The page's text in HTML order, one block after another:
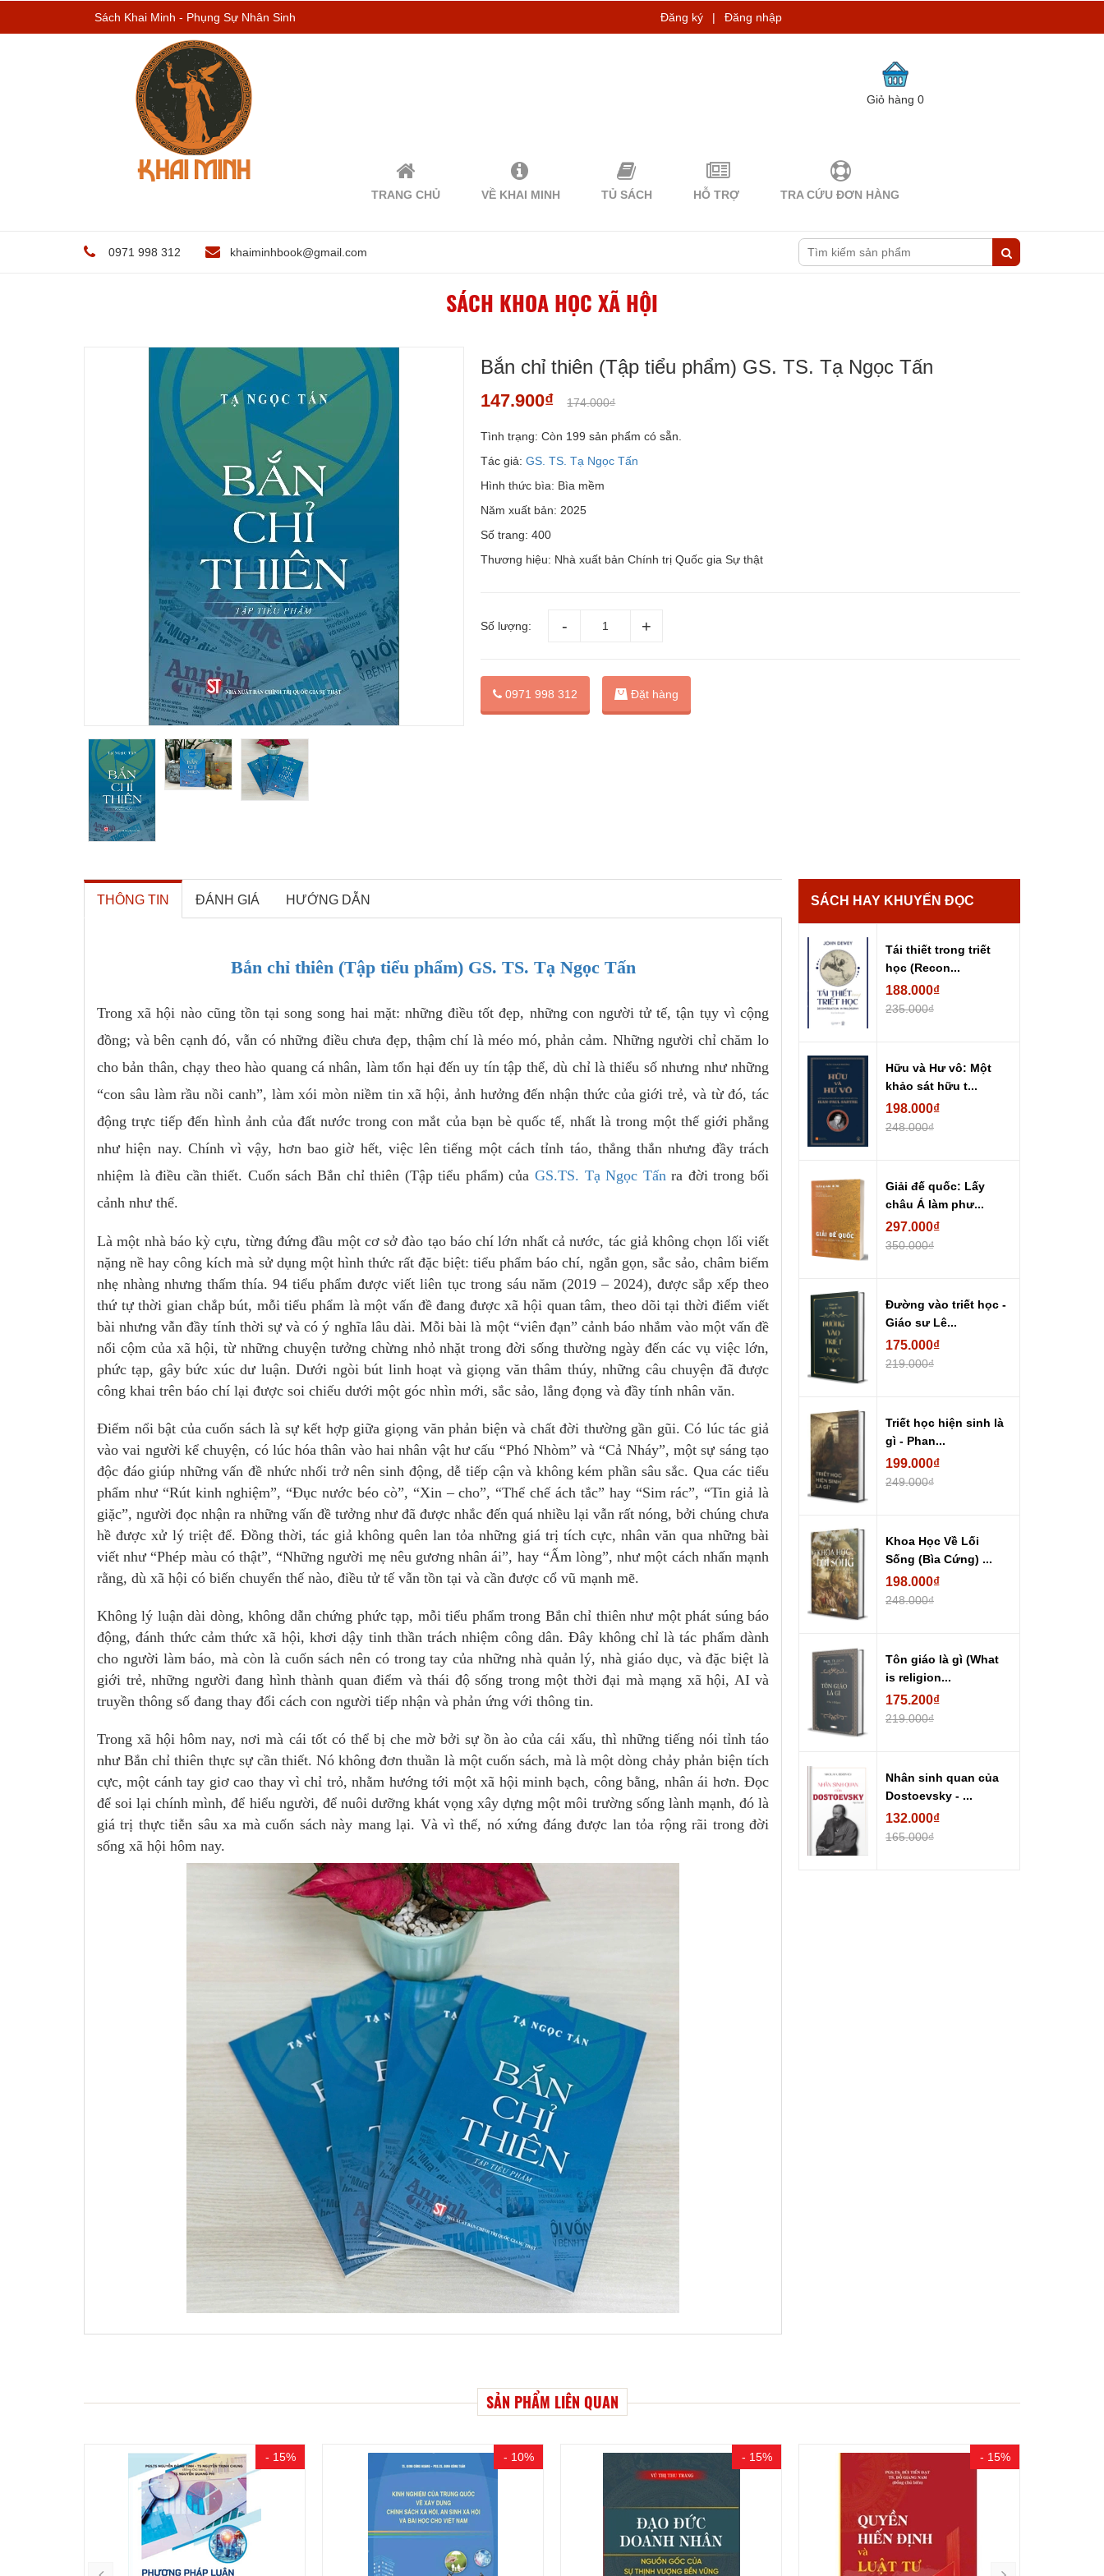
Sách Khai Minh - Phụng Sự Nhân Sinh Đăng ký | Đăng nhập
Giỏ hàng0
TRANG CHỦ VỀ KHAI MINH TỦ SÁCH HỖ TRỢ TRA CỨU ĐƠN HÀNG
0971 998 312 khaiminhbook@gmail.com
SÁCH KHOA HỌC XÃ HỘI
Bắn chỉ thiên (Tập tiểu phẩm) GS. TS. Tạ Ngọc Tấn
147.900₫ 174.000₫
Tình trạng: Còn 199 sản phẩm có sẵn.
Tác giả:GS. TS. Tạ Ngọc Tấn
Hình thức bìa: Bìa mềm
Năm xuất bản: 2025
Số trang: 400
Thương hiệu: Nhà xuất bản Chính trị Quốc gia Sự thật
Số lượng:
0971 998 312 Đặt hàng
THÔNG TIN ĐÁNH GIÁ HƯỚNG DẪN
Bắn chỉ thiên (Tập tiểu phẩm) GS. TS. Tạ Ngọc Tấn
Trong xã hội nào cũng tồn tại song song hai mặt: những điều tốt đẹp, những con người tử tế, tận tụy vì cộng
đồng; và bên cạnh đó, vẫn có những điều chưa đẹp, thậm chí là méo mó, phản cảm. Những người chỉ chăm lo
cho bản thân, chạy theo hào quang cá nhân, làm tổn hại đến uy tín tập thể, dù chỉ là thiểu số nhưng như những
“con sâu làm rầu nồi canh”, làm xói mòn niềm tin xã hội, ảnh hưởng đến nhận thức của giới trẻ, và từ đó, tác
động trực tiếp đến hình ảnh của đất nước trong con mắt của bạn bè quốc tế, nhất là trong một thế giới phẳng
như hiện nay. Chính vì vậy, hơn bao giờ hết, việc lên tiếng một cách tỉnh táo, thẳng thắn nhưng đầy trách
nhiệm là điều cần thiết. Cuốn sách Bắn chỉ thiên (Tập tiểu phẩm) của GS.TS. Tạ Ngọc Tấnra đời trong bối
cảnh như thế.
Là một nhà báo kỳ cựu, từng đứng đầu một cơ sở đào tạo báo chí lớn nhất cả nước, tác giả không chọn lối viết
nặng nề hay công kích mà sử dụng một hình thức rất đặc biệt: tiểu phẩm báo chí, ngắn gọn, sắc sảo, châm biếm
nhẹ nhàng nhưng thấm thía. 94 tiểu phẩm được viết liên tục trong sáu năm (2019 – 2024), được sắp xếp theo
thứ tự thời gian chắp bút, mỗi tiểu phẩm là một vấn đề đang được xã hội quan tâm, theo dõi tại thời điểm viết
bài nhưng vẫn đầy tính thời sự và có ý nghĩa lâu dài. Mỗi bài là một “viên đạn” cảnh báo nhắm vào một vấn đề
nổi cộm của xã hội, từ những chuyện tưởng chừng nhỏ nhặt trong đời sống thường ngày đến các vụ việc lớn,
phức tạp, gây bức xúc dư luận. Dưới ngòi bút linh hoạt và giọng văn thâm thúy, những câu chuyện đã được
công khai trên báo chí lại được soi chiếu dưới một góc nhìn mới, sắc sảo, lắng đọng và đầy tính nhân văn.
Điểm nổi bật của cuốn sách là sự kết hợp giữa giọng văn phản biện và chất đời thường gần gũi. Có lúc tác giả
vào vai người kể chuyện, có lúc hóa thân vào hai nhân vật hư cấu “Phó Nhòm” và “Cả Nháy”, một sự sáng tạo
độc đáo giúp những vấn đề nhức nhối trở nên sinh động, dễ tiếp cận và không kém phần sâu sắc. Qua các tiểu
phẩm như “Rút kinh nghiệm”, “Đục nước béo cò”, “Xin – cho”, “Thể chế ách tắc” hay “Sim rác”, “Tin giả là
giặc”, người đọc nhận ra những vấn đề tưởng như đã được nhắc đến quá nhiều lại vẫn rất nóng, bởi chúng chưa
hề được xử lý triệt để. Đồng thời, tác giả không quên lan tỏa những giá trị tích cực, nhân văn qua những bài
viết như “Phép màu có thật”, “Những người mẹ nêu gương nhân ái”, hay “Ấm lòng”, như một cách nhấn mạnh
rằng, dù xã hội có biến chuyển thế nào, điều tử tế vẫn tồn tại và cần được cổ vũ mạnh mẽ.
Không lý luận dài dòng, không dẫn chứng phức tạp, mỗi tiểu phẩm trong Bắn chỉ thiên như một phát súng báo
động, đánh thức cảm thức xã hội, khơi dậy tinh thần trách nhiệm công dân. Đây không chỉ là tác phẩm dành
cho người làm báo, mà còn là cuốn sách nên có trong tay của những nhà quản lý, nhà giáo dục, và đặc biệt là
giới trẻ, những người đang hình thành quan điểm và thái độ sống trong một thời đại mà mạng xã hội, AI và
truyền thông số đang thay đổi cách con người tiếp nhận và phản ứng với thông tin.
Trong xã hội hôm nay, nơi mà cái tốt có thể bị che mờ bởi sự ồn ào của cái xấu, thì những tiếng nói tỉnh táo
như Bắn chỉ thiên thực sự cần thiết. Nó không đơn thuần là một cuốn sách, mà là một dòng chảy phản biện tích
cực, một cánh tay giơ cao thay vì chỉ trỏ, nhằm hướng tới một xã hội minh bạch, công bằng, nhân ái hơn. Đọc
để soi lại chính mình, để hiểu người, để nuôi dưỡng khát vọng xây dựng một môi trường sống lành mạnh, đó là
giá trị thực tiễn sâu xa mà cuốn sách này mang lại. Và vì thế, nó xứng đáng được lan tỏa rộng rãi trong đời
sống xã hội hôm nay.
SÁCH HAY KHUYẾN ĐỌC
Tái thiết trong triết
học (Recon...
188.000₫
235.000₫
Hữu và Hư vô: Một
khảo sát hữu t...
198.000₫
248.000₫
Giải đế quốc: Lấy
châu Á làm phư...
297.000₫
350.000₫
Đường vào triết học -
Giáo sư Lê...
175.000₫
219.000₫
Triết học hiện sinh là
gì - Phan...
199.000₫
249.000₫
Khoa Học Về Lối
Sống (Bìa Cứng) ...
198.000₫
248.000₫
Tôn giáo là gì (What
is religion...
175.200₫
219.000₫
Nhân sinh quan của
Dostoevsky - ...
132.000₫
165.000₫
SẢN PHẨM LIÊN QUAN
- 10% - 15% - 15% - 15%